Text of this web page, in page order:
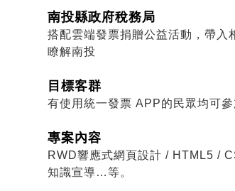
南投縣政府稅務局
搭配雲端發票捐贈公益活動，帶入
瞭解南投
目標客群
有使用統一發票 APP的民眾均可參
專案內容
RWD響應式網頁設計 / HTML5 /
知識宣導…等。